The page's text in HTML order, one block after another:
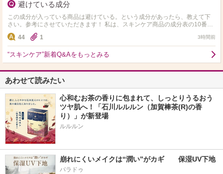
避けている成分
この成分が入っている商品は避けている。という成分があったら、教えて下
さい。参考にさせていただきます！ 私は、スキンケア商品の成分表の10番目
以内にアルコール、エタノール、セタノールが入ってい…
44 1 3時間前
“スキンケア”新着Q&Aをもっとみる
あわせて読みたい
心和むお茶の香りに包まれて、しっとりうるおう
ツヤ肌へ！「石川ルルルン（加賀棒茶(R)の香
り）」が新登場
崩れにくいメイクは“潤い”がカギ　　保湿UV下地
パラドゥ